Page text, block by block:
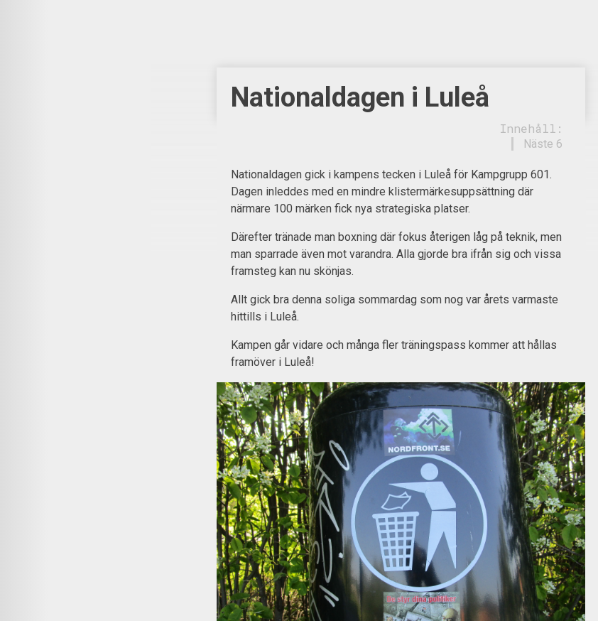
Nationaldagen i Luleå
Innehåll:
Näste 6
Nationaldagen gick i kampens tecken i Luleå för Kampgrupp 601.
Dagen inleddes med en mindre klistermärkesuppsättning där
närmare 100 märken fick nya strategiska platser.
Därefter tränade man boxning där fokus återigen låg på teknik, men
man sparrade även mot varandra. Alla gjorde bra ifrån sig och vissa
framsteg kan nu skönjas.
Allt gick bra denna soliga sommardag som nog var årets varmaste
hittills i Luleå.
Kampen går vidare och många fler träningspass kommer att hållas
framöver i Luleå!